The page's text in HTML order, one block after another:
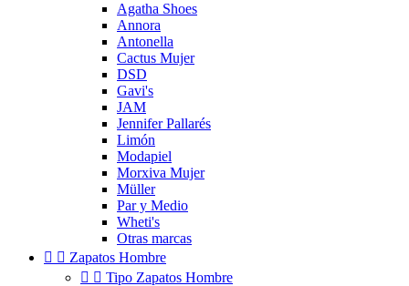
Agatha Shoes
Annora
Antonella
Cactus Mujer
DSD
Gavi's
JAM
Jennifer Pallarés
Limón
Modapiel
Morxiva Mujer
Müller
Par y Medio
Wheti's
Otras marcas
  Zapatos Hombre
  Tipo Zapatos Hombre